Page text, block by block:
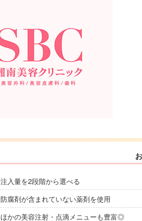
注入量を2段階から選べる
防腐剤が含まれていない薬剤を使用
ほかの美容注射・点滴メニューも豊富◎